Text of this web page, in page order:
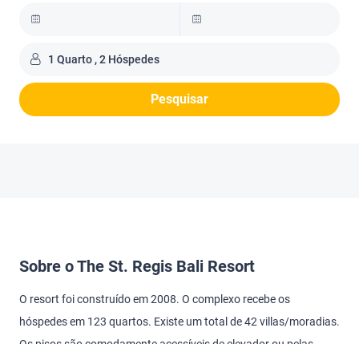
1 Quarto , 2 Hóspedes
Pesquisar
Sobre o The St. Regis Bali Resort
O resort foi construído em 2008. O complexo recebe os
hóspedes em 123 quartos. Existe um total de 42 villas/moradias.